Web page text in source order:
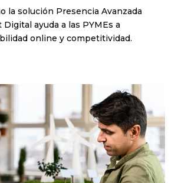
la solución Presencia Avanzada
ayuda a las PYMEs a
online y competitividad.